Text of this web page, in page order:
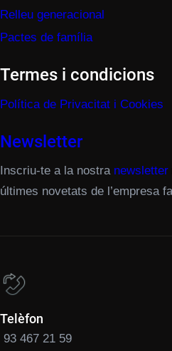
Relleu generacional
Pactes de família
Termes i condicions
Política de Privacitat i Cookies
Newsletter
Inscriu-te a la nostra newsletter
últimes novetats de l’empresa
Telèfon
93 467 21 59